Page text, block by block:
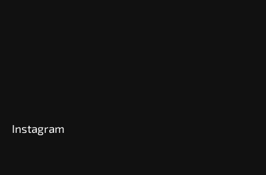
Instagram